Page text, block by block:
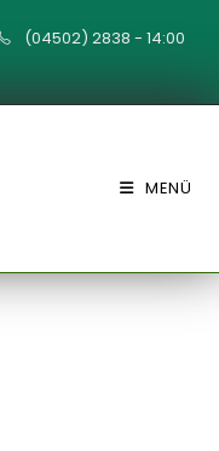
(04502) 2838 - 14:00
MENÜ